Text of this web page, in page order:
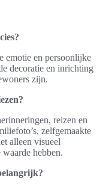
emotie en persoonlijke
decoratie en inrichting
zijn.
reizen en
zelfgemaakte
alleen visueel
hebben.